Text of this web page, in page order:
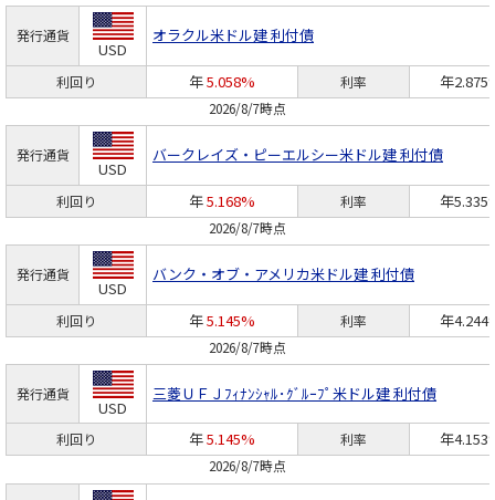
発行通貨
USD
オラクル米ドル建 利付債
利回り 年5.058% 利率 年
2026/8/7時点
発行通貨
USD
バークレイズ・ピーエルシー米ドル建 利付債
利回り 年5.168% 利率 年
2026/8/7時点
発行通貨
USD
バンク・オブ・アメリカ米ドル建 利付債
利回り 年5.145% 利率 年
2026/8/7時点
発行通貨
USD
三菱ＵＦＪﾌｨﾅﾝｼｬﾙ･ｸﾞﾙｰﾌﾟ 米ドル建 利付債
利回り 年5.145% 利率 年
2026/8/7時点